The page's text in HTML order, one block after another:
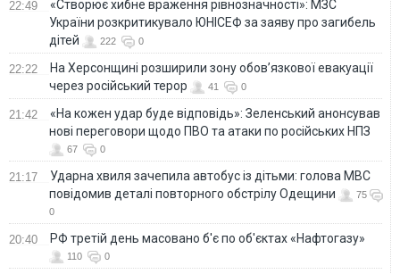
22:49
«Створює хибне враження рівнозначності»: МЗС
України розкритикувало ЮНІСЕФ за заяву про загибель
дітей
222 0
22:22
На Херсонщині розширили зону обов’язкової евакуації
через російський терор
41 0
21:42
«На кожен удар буде відповідь»: Зеленський анонсував
нові переговори щодо ПВО та атаки по російських НПЗ
67 0
21:17
Ударна хвиля зачепила автобус із дітьми: голова МВС
повідомив деталі повторного обстрілу Одещини
75
0
20:40 РФ третій день масовано б'є по об'єктах «Нафтогазу»
110 0